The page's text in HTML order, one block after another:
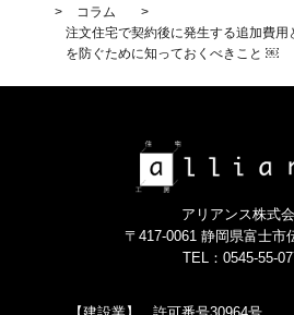
>
コラム
>
注文住宅で契約後に発生する追加費用
を防ぐために知っておくべきこと ￼
アリアンス株式
〒417-0061 静岡県富士市
TEL：0545-55-